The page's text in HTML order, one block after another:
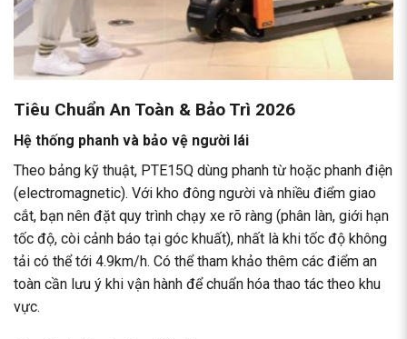
Tiêu Chuẩn An Toàn & Bảo Trì 2026
Hệ thống phanh và bảo vệ người lái
Theo bảng kỹ thuật, PTE15Q dùng phanh từ hoặc phanh điện
(electromagnetic). Với kho đông người và nhiều điểm giao
cắt, bạn nên đặt quy trình chạy xe rõ ràng (phân làn, giới hạn
tốc độ, còi cảnh báo tại góc khuất), nhất là khi tốc độ không
tải có thể tới 4.9km/h. Có thể tham khảo thêm các điểm an
toàn cần lưu ý khi vận hành để chuẩn hóa thao tác theo khu
vực.